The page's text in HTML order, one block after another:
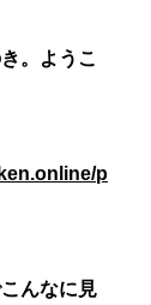
。ようこ
p
んなに見